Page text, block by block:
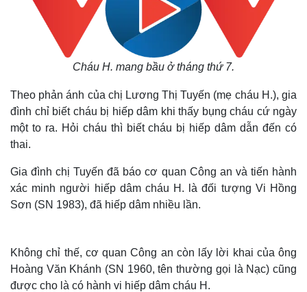
Cháu H. mang bầu ở tháng thứ 7.
Theo phản ánh của chị Lương Thị Tuyến (mẹ cháu H.), gia
đình chỉ biết cháu bị hiếp dâm khi thấy bụng cháu cứ ngày
một to ra. Hỏi cháu thì biết cháu bị hiếp dâm dẫn đến có
thai.
Gia đình chị Tuyến đã báo cơ quan Công an và tiến hành
xác minh người hiếp dâm cháu H. là đối tượng Vi Hồng
Sơn (SN 1983), đã hiếp dâm nhiều lần.
Không chỉ thế, cơ quan Công an còn lấy lời khai của ông
Hoàng Văn Khánh (SN 1960, tên thường gọi là Nạc) cũng
được cho là có hành vi hiếp dâm cháu H.